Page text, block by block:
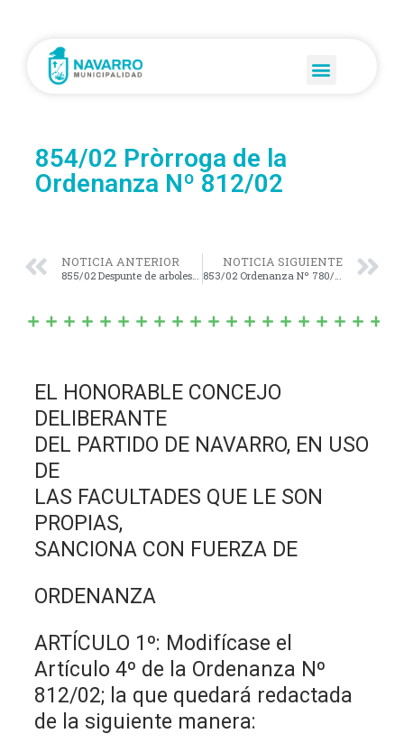
854/02 Pròrroga de la
Ordenanza Nº 812/02
NOTICIA ANTERIOR
855/02 Despunte de arboles en calle 28 y 35
NOTICIA SIGUIENTE
853/02 Ordenanza Nº 780/01
EL HONORABLE CONCEJO
DELIBERANTE
DEL PARTIDO DE NAVARRO, EN USO
DE
LAS FACULTADES QUE LE SON
PROPIAS,
SANCIONA CON FUERZA DE
ORDENANZA
ARTÍCULO 1º: Modifícase el
Artículo 4º de la Ordenanza Nº
812/02; la que quedará redactada
de la siguiente manera: